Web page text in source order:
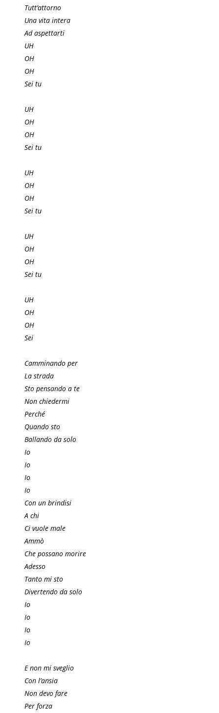
Tutt’attorno
Una vita intera
Ad aspettarti
UH
OH
OH
Sei tu
UH
OH
OH
Sei tu
UH
OH
OH
Sei tu
UH
OH
OH
Sei tu
UH
OH
OH
Sei
Camminando per
La strada
Sto pensando a te
Non chiedermi
Perché
Quando sto
Ballando da solo
Io
Io
Io
Io
Con un brindisi
A chi
Ci vuole male
Ammò
Che possano morire
Adesso
Tanto mi sto
Divertendo da solo
Io
Io
Io
Io
E non mi sveglio
Con l’ansia
Non devo fare
Per forza